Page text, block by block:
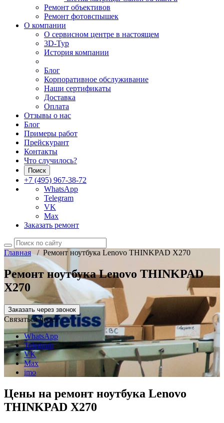
Ремонт объективов
Ремонт фотовспышек
О компании
О сервисном центре в настоящем
3D-Тур
История компании
Блог
Корпоративное обслуживание
Наши сертификаты
Доставка
Оплата
Отзывы о нас
Блог
Примеры работ
Прейскурант
Контакты
Что случилось?
Поиск
+7 (495) 967-38-72
WhatsApp
Telegram
VK
Max
Заказать ремонт
Главная/ Ремонт ноутбука Lenovo THINKPAD X270
Ремонт ноутбука Lenovo THINKPAD
X270
Заказать через звонок
Связаться через
WhatsApp
Telegram
VK
Max
imo
Цены на ремонт ноутбука Lenovo
THINKPAD X270